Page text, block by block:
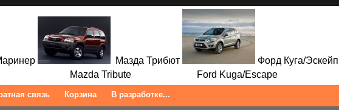
Мазда Трибют
Форд Куга/Эскейп
Mazda Tribute Ford Kuga/Escape
связь Корзина В разработке...